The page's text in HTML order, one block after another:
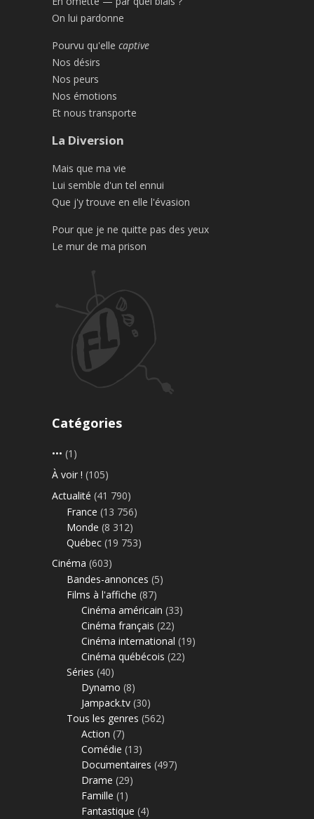
On lui pardonne
Pourvu qu'elle captive
Nos désirs
Nos peurs
Nos émotions
Et nous transporte
La Diversion
Mais que ma vie
Lui semble d'un tel ennui
Que j'y trouve en elle l'évasion
Pour que je ne quitte pas des yeux
Le mur de ma prison
Catégories
••• (1)
À voir ! (105)
Actualité (41 790)
France (13 756)
Monde (8 312)
Québec (19 753)
Cinéma (603)
Bandes-annonces (5)
Films à l'affiche (87)
Cinéma américain (33)
Cinéma français (22)
Cinéma international (19)
Cinéma québécois (22)
Séries (40)
Dynamo (8)
Jampack.tv (30)
Tous les genres (562)
Action (7)
Comédie (13)
Documentaires (497)
Drame (29)
Famille (1)
Fantastique (4)